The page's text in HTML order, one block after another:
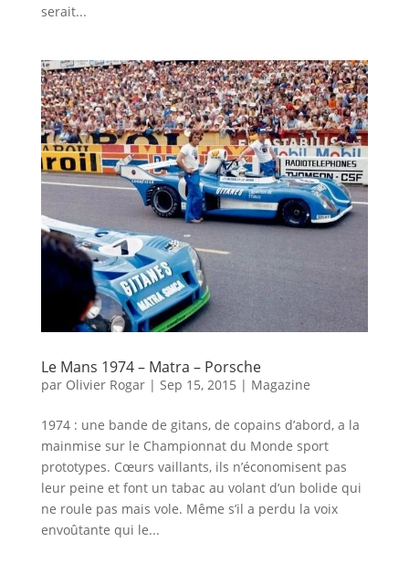
serait...
Le Mans 1974 – Matra – Porsche
par Olivier Rogar| Sep 15, 2015 | Magazine
1974 : une bande de gitans, de copains d’abord, a la
mainmise sur le Championnat du Monde sport
prototypes. Cœurs vaillants, ils n’économisent pas
leur peine et font un tabac au volant d’un bolide qui
ne roule pas mais vole. Même s’il a perdu la voix
envoûtante qui le...